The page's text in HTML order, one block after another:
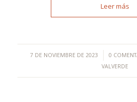
Leer más
7 DE NOVIEMBRE DE 2023
/ 0 /
VALVERDE